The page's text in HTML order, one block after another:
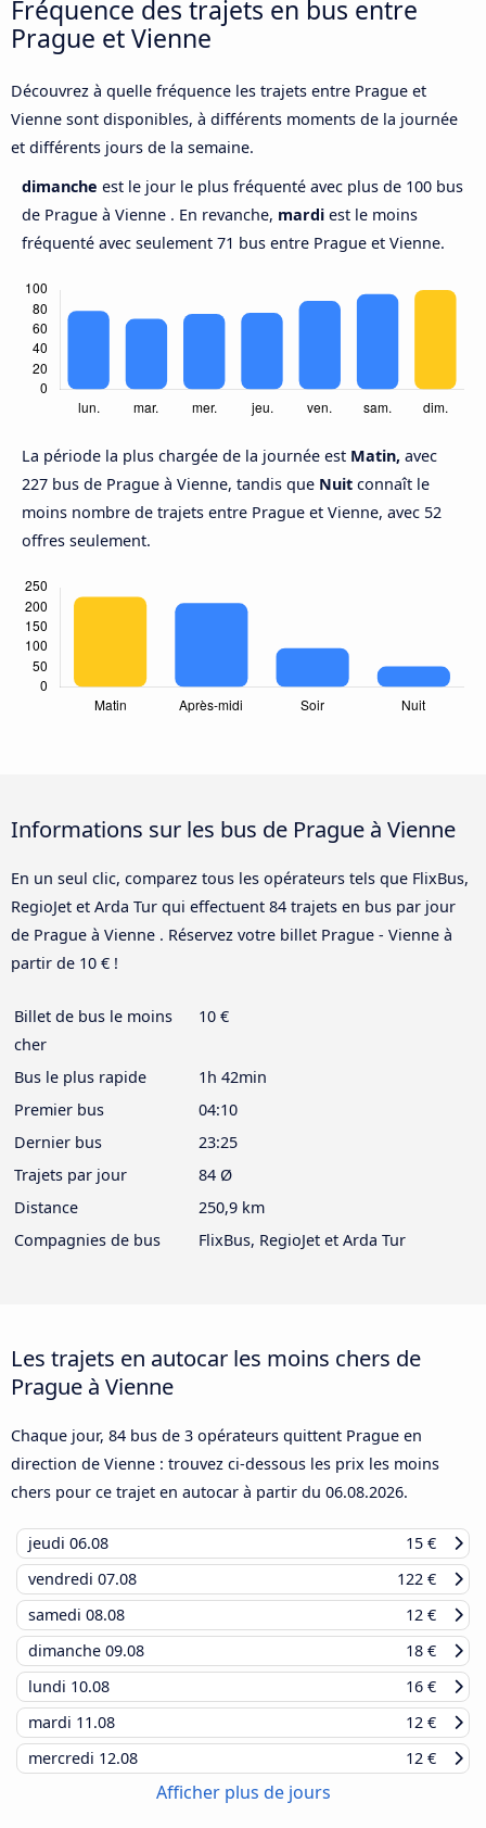
Fréquence des trajets en bus entre
Prague et Vienne
Découvrez à quelle fréquence les trajets entre Prague et
Vienne sont disponibles, à différents moments de la journée
et différents jours de la semaine.
dimanche est le jour le plus fréquenté avec plus de 100 bus
de Prague à Vienne . En revanche, mardi est le moins
fréquenté avec seulement 71 bus entre Prague et Vienne.
La période la plus chargée de la journée est Matin, avec
227 bus de Prague à Vienne, tandis que Nuit connaît le
moins nombre de trajets entre Prague et Vienne, avec 52
offres seulement.
Informations sur les bus de Prague à Vienne
En un seul clic, comparez tous les opérateurs tels que FlixBus,
RegioJet et Arda Tur qui effectuent 84 trajets en bus par jour
de Prague à Vienne . Réservez votre billet Prague - Vienne à
partir de 10 € !
Billet de bus le moins
cher
10 €
Bus le plus rapide
1h 42min
Premier bus
04:10
Dernier bus
23:25
Trajets par jour
84 Ø
Distance
250,9 km
Compagnies de bus
FlixBus, RegioJet et Arda Tur
Les trajets en autocar les moins chers de
Prague à Vienne
Chaque jour, 84 bus de 3 opérateurs quittent Prague en
direction de Vienne : trouvez ci-dessous les prix les moins
chers pour ce trajet en autocar à partir du 06.08.2026.
jeudi 06.08
15 €
vendredi 07.08
122 €
samedi 08.08
12 €
dimanche 09.08
18 €
lundi 10.08
16 €
mardi 11.08
12 €
mercredi 12.08 12 €
Afficher plus de jours